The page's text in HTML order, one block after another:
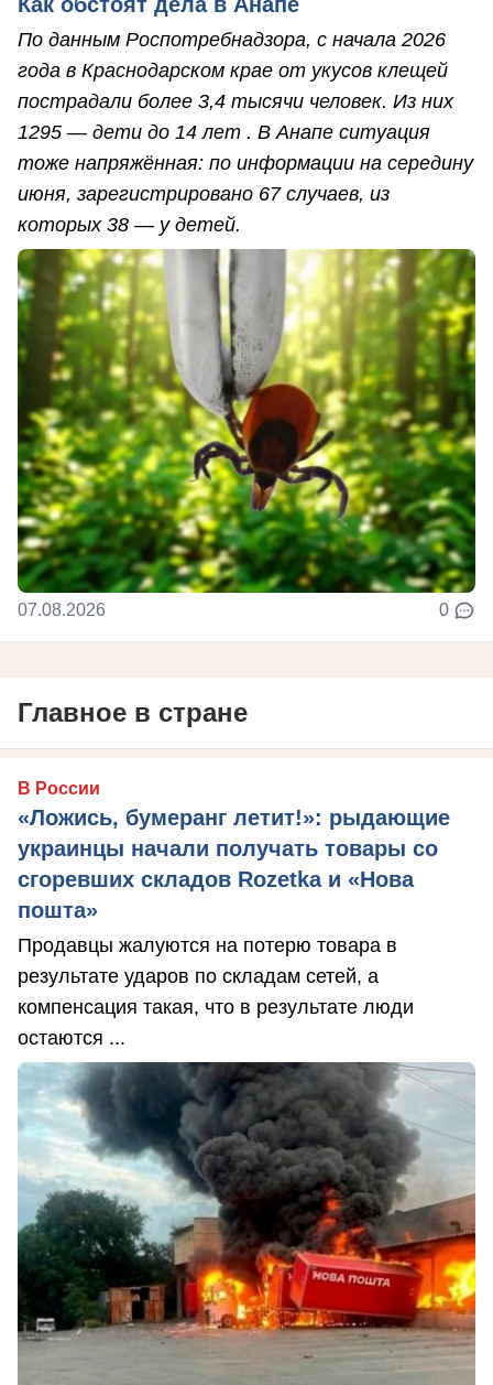
По данным Роспотребнадзора, с начала 2026
года в Краснодарском крае от укусов клещей
пострадали более 3,4 тысячи человек. Из них
1295 — дети до 14 лет . В Анапе ситуация
тоже напряжённая: по информации на середину
июня, зарегистрировано 67 случаев, из
которых 38 — у детей.
07.08.2026 0
Главное в стране
В России
«Ложись, бумеранг летит!»: рыдающие
украинцы начали получать товары со
сгоревших складов Rozetka и «Нова
пошта»
Продавцы жалуются на потерю товара в
результате ударов по складам сетей, а
компенсация такая, что в результате люди
остаются ...